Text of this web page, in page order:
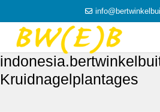
Kruidnagelplantages